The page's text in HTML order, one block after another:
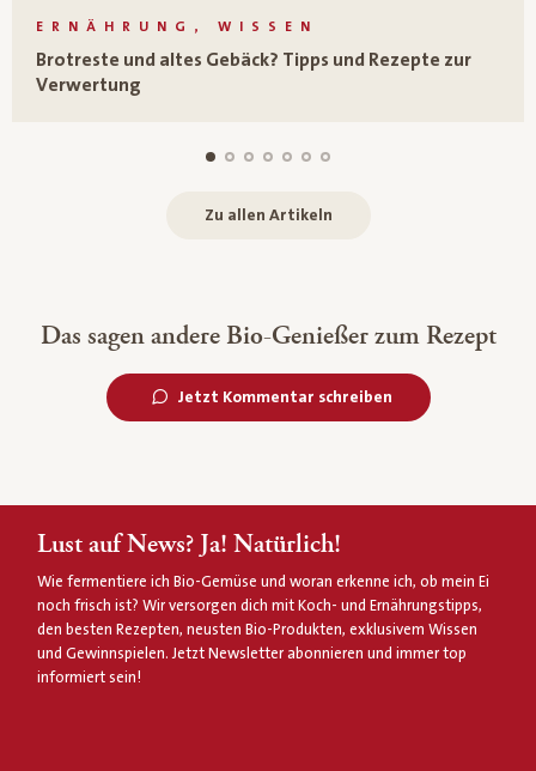
ERNÄHRUNG, WISSEN
Brotreste und altes Gebäck? Tipps und Rezepte zur
Verwertung
Zu allen Artikeln
Das sagen andere Bio-Genießer zum Rezept
Jetzt Kommentar schreiben
Lust auf News? Ja! Natürlich!
Wie fermentiere ich Bio-Gemüse und woran erkenne ich, ob mein Ei
noch frisch ist? Wir versorgen dich mit Koch- und Ernährungstipps,
den besten Rezepten, neusten Bio-Produkten, exklusivem Wissen
und Gewinnspielen. Jetzt Newsletter abonnieren und immer top
informiert sein!